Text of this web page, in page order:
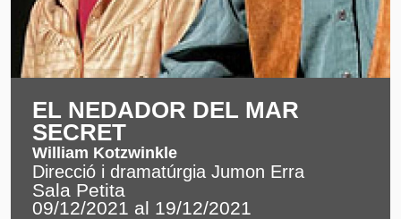
EL NEDADOR DEL MAR
SECRET
William Kotzwinkle
Direcció i dramatúrgia Jumon Erra
Sala Petita
09/12/2021 al 19/12/2021